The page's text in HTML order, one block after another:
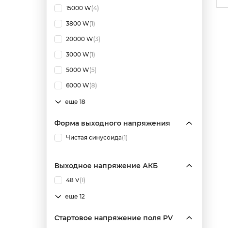
15000 W(4)
3800 W(1)
20000 W(3)
3000 W(1)
5000 W(5)
6000 W(8)
еще 18
Форма выходного напряжения
Чистая синусоида(1)
Выходное напряжение АКБ
48 V(1)
еще 12
Стартовое напряжение поля PV